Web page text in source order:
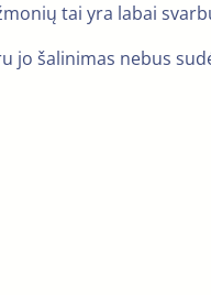
tai yra labai
jo šalinimas nebus